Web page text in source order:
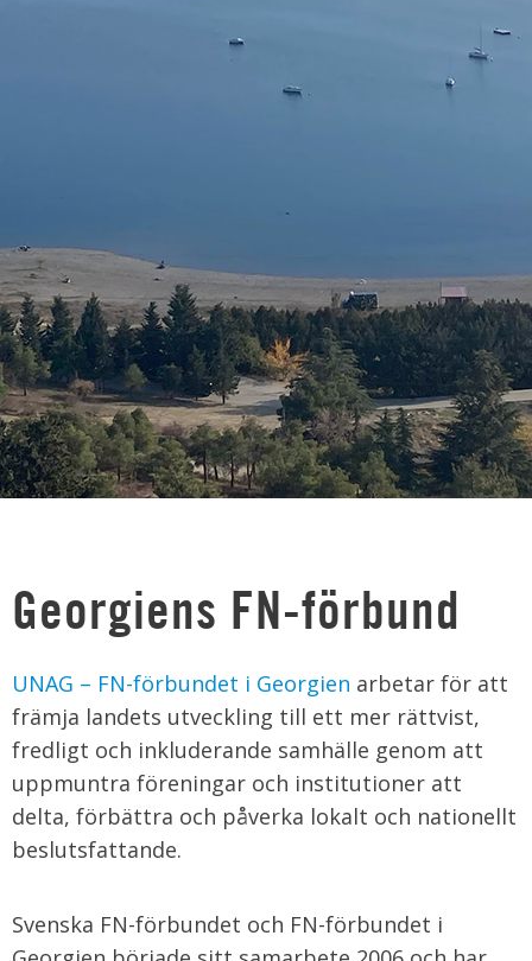
Georgiens FN-förbund
UNAG – FN-förbundet i Georgien arbetar för att
främja landets utveckling till ett mer rättvist,
fredligt och inkluderande samhälle genom att
uppmuntra föreningar och institutioner att
delta, förbättra och påverka lokalt och nationellt
beslutsfattande.
Svenska FN-förbundet och FN-förbundet i